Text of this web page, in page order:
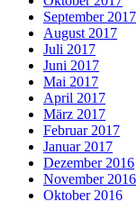
September 2017
August 2017
Juli 2017
Juni 2017
Mai 2017
April 2017
März 2017
Februar 2017
Januar 2017
Dezember 2016
November 2016
Oktober 2016